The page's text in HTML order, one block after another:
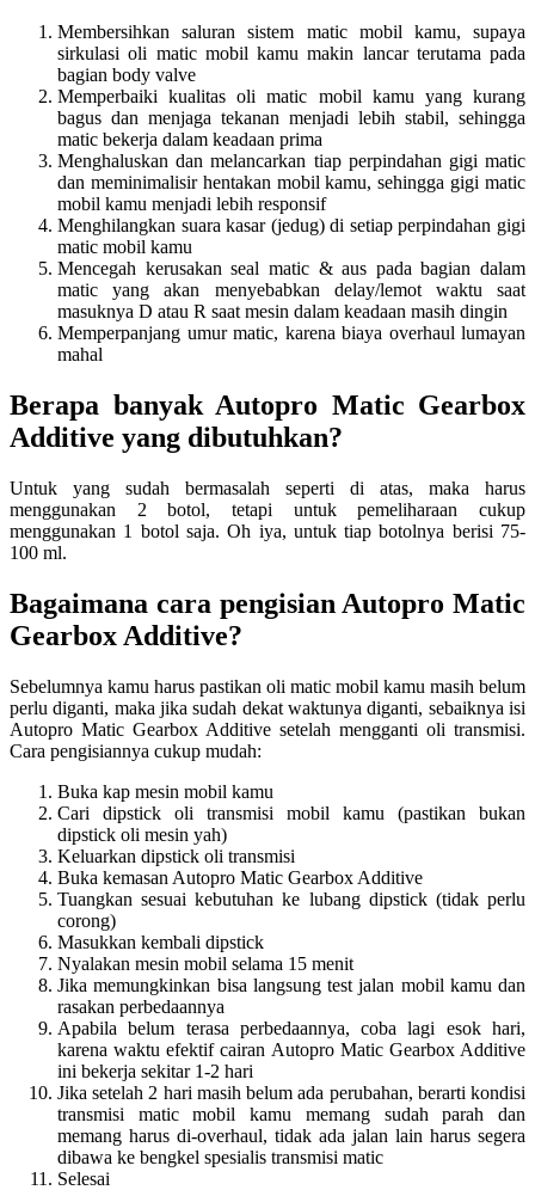
Membersihkan saluran sistem matic mobil kamu, supaya
sirkulasi oli matic mobil kamu makin lancar terutama pada
bagian body valve
Memperbaiki kualitas oli matic mobil kamu yang kurang
bagus dan menjaga tekanan menjadi lebih stabil, sehingga
matic bekerja dalam keadaan prima
Menghaluskan dan melancarkan tiap perpindahan gigi matic
dan meminimalisir hentakan mobil kamu, sehingga gigi matic
mobil kamu menjadi lebih responsif
Menghilangkan suara kasar (jedug) di setiap perpindahan gigi
matic mobil kamu
Mencegah kerusakan seal matic & aus pada bagian dalam
matic yang akan menyebabkan delay/lemot waktu saat
masuknya D atau R saat mesin dalam keadaan masih dingin
Memperpanjang umur matic, karena biaya overhaul lumayan
mahal
Berapa banyak Autopro Matic Gearbox
Additive yang dibutuhkan?
Untuk yang sudah bermasalah seperti di atas, maka harus
menggunakan 2 botol, tetapi untuk pemeliharaan cukup
menggunakan 1 botol saja. Oh iya, untuk tiap botolnya berisi 75-
100 ml.
Bagaimana cara pengisian Autopro Matic
Gearbox Additive?
Sebelumnya kamu harus pastikan oli matic mobil kamu masih belum
perlu diganti, maka jika sudah dekat waktunya diganti, sebaiknya isi
Autopro Matic Gearbox Additive setelah mengganti oli transmisi.
Cara pengisiannya cukup mudah:
Buka kap mesin mobil kamu
Cari dipstick oli transmisi mobil kamu (pastikan bukan
dipstick oli mesin yah)
Keluarkan dipstick oli transmisi
Buka kemasan Autopro Matic Gearbox Additive
Tuangkan sesuai kebutuhan ke lubang dipstick (tidak perlu
corong)
Masukkan kembali dipstick
Nyalakan mesin mobil selama 15 menit
Jika memungkinkan bisa langsung test jalan mobil kamu dan
rasakan perbedaannya
Apabila belum terasa perbedaannya, coba lagi esok hari,
karena waktu efektif cairan Autopro Matic Gearbox Additive
ini bekerja sekitar 1-2 hari
Jika setelah 2 hari masih belum ada perubahan, berarti kondisi
transmisi matic mobil kamu memang sudah parah dan
memang harus di-overhaul, tidak ada jalan lain harus segera
dibawa ke bengkel spesialis transmisi matic
Selesai